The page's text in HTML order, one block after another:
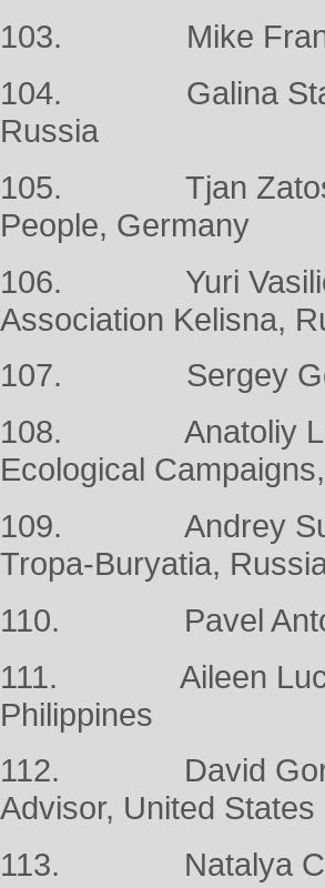
103. Mike Franey,
104. Galina
Russia
105. Tjan
People, Germany
106. Yuri
Association Kelisna,
107. Sergey
108. Anatoliy
Ecological
109. Andrey
Tropa-Buryatia,
110. Pavel
111. Aileen
Philippines
112. David
Advisor, United States
113. Natalya